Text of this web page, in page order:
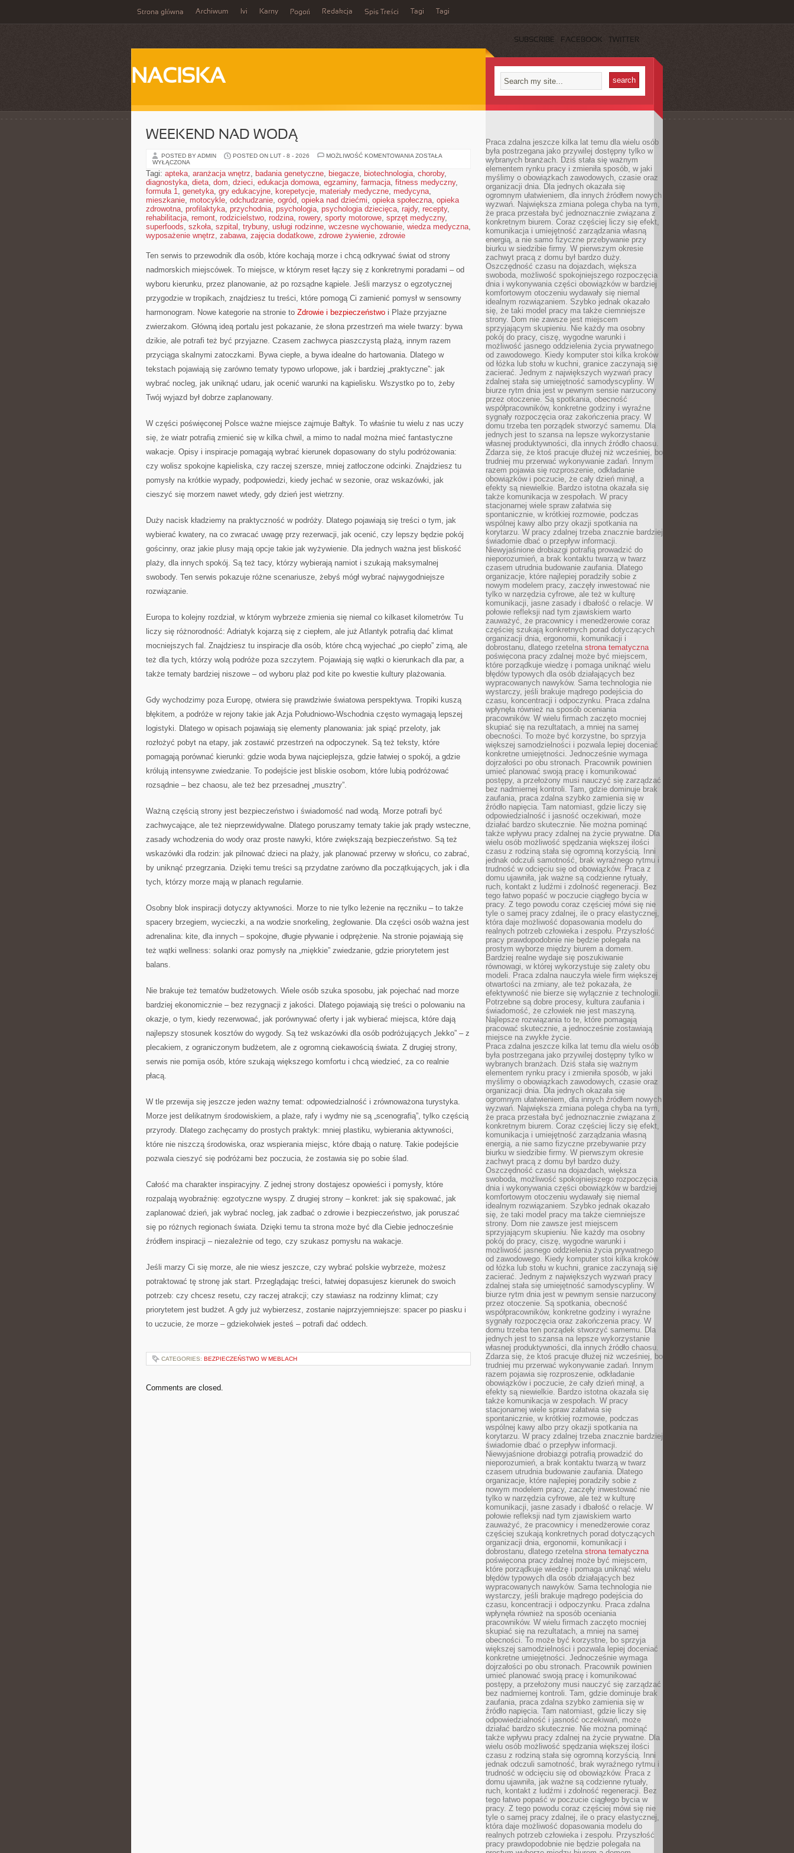
Strona główna Archiwum Ivi Karny Pogoń Redakcja Spis Treści Tagi Tagi
SUBSCRIBE FACEBOOK TWITTER
NACISKA
WEEKEND NAD WODĄ
POSTED BY ADMIN POSTED ON LUT - 8 - 2026 MOŻLIWOŚĆ KOMENTOWANIA WEEKEND
ZOSTAŁA
WYŁĄCZONA
Tagi: apteka, aranżacja wnętrz, badania genetyczne, biegacze, biotechnologia, choroby,
diagnostyka, dieta, dom, dzieci, edukacja domowa, egzaminy, farmacja, fitness medyczny,
formuła 1, genetyka, gry edukacyjne, korepetycje, materiały medyczne, medycyna,
mieszkanie, motocykle, odchudzanie, ogród, opieka nad dziećmi, opieka społeczna, opieka
zdrowotna, profilaktyka, przychodnia, psychologia, psychologia dziecięca, rajdy, recepty,
rehabilitacja, remont, rodzicielstwo, rodzina, rowery, sporty motorowe, sprzęt medyczny,
superfoods, szkoła, szpital , trybuny, usługi rodzinne, wczesne wychowanie, wiedza medyczna,
wyposażenie wnętrz, zabawa, zajęcia dodatkowe, zdrowe żywienie, zdrowie
Ten serwis to przewodnik dla osób, które kochają morze i chcą odkrywać świat od strony
nadmorskich miejscówek. To miejsce, w którym reset łączy się z konkretnymi poradami – od
wyboru kierunku, przez planowanie, aż po rozsądne kąpiele. Jeśli marzysz o egzotycznej
przygodzie w tropikach, znajdziesz tu treści, które pomogą Ci zamienić pomysł w sensowny
harmonogram. Nowe kategorie na stronie to Zdrowie i bezpieczeństwo i Plaże przyjazne
zwierzakom. Główną ideą portalu jest pokazanie, że słona przestrzeń ma wiele twarzy: bywa
dzikie, ale potrafi też być przyjazne. Czasem zachwyca piaszczystą plażą, innym razem
przyciąga skalnymi zatoczkami. Bywa ciepłe, a bywa idealne do hartowania. Dlatego w
tekstach pojawiają się zarówno tematy typowo urlopowe, jak i bardziej „praktyczne”: jak
wybrać nocleg, jak uniknąć udaru, jak ocenić warunki na kąpielisku. Wszystko po to, żeby
Twój wyjazd był dobrze zaplanowany.
W części poświęconej Polsce ważne miejsce zajmuje Bałtyk. To właśnie tu wielu z nas uczy
się, że wiatr potrafią zmienić się w kilka chwil, a mimo to nadal można mieć fantastyczne
wakacje. Opisy i inspiracje pomagają wybrać kierunek dopasowany do stylu podróżowania:
czy wolisz spokojne kąpieliska, czy raczej szersze, mniej zatłoczone odcinki. Znajdziesz tu
pomysły na krótkie wypady, podpowiedzi, kiedy jechać w sezonie, oraz wskazówki, jak
cieszyć się morzem nawet wtedy, gdy dzień jest wietrzny.
Duży nacisk kładziemy na praktyczność w podróży. Dlatego pojawiają się treści o tym, jak
wybierać kwatery, na co zwracać uwagę przy rezerwacji, jak ocenić, czy lepszy będzie pokój
gościnny, oraz jakie plusy mają opcje takie jak wyżywienie. Dla jednych ważna jest bliskość
plaży, dla innych spokój. Są też tacy, którzy wybierają namiot i szukają maksymalnej
swobody. Ten serwis pokazuje różne scenariusze, żebyś mógł wybrać najwygodniejsze
rozwiązanie.
Europa to kolejny rozdział, w którym wybrzeże zmienia się niemal co kilkaset kilometrów. Tu
liczy się różnorodność: Adriatyk kojarzą się z ciepłem, ale już Atlantyk potrafią dać klimat
mocniejszych fal. Znajdziesz tu inspiracje dla osób, które chcą wyjechać „po ciepło” zimą, ale
też dla tych, którzy wolą podróże poza szczytem. Pojawiają się wątki o kierunkach dla par, a
także tematy bardziej niszowe – od wyboru plaż pod kite po kwestie kultury plażowania.
Gdy wychodzimy poza Europę, otwiera się prawdziwie światowa perspektywa. Tropiki kuszą
błękitem, a podróże w rejony takie jak Azja Południowo-Wschodnia często wymagają lepszej
logistyki. Dlatego w opisach pojawiają się elementy planowania: jak spiąć przeloty, jak
rozłożyć pobyt na etapy, jak zostawić przestrzeń na odpoczynek. Są też teksty, które
pomagają porównać kierunki: gdzie woda bywa najcieplejsza, gdzie łatwiej o spokój, a gdzie
królują intensywne zwiedzanie. To podejście jest bliskie osobom, które lubią podróżować
rozsądnie – bez chaosu, ale też bez przesadnej „musztry”.
Ważną częścią strony jest bezpieczeństwo i świadomość nad wodą. Morze potrafi być
zachwycające, ale też nieprzewidywalne. Dlatego poruszamy tematy takie jak prądy wsteczne,
zasady wchodzenia do wody oraz proste nawyki, które zwiększają bezpieczeństwo. Są też
wskazówki dla rodzin: jak pilnować dzieci na plaży, jak planować przerwy w słońcu, co zabrać,
by uniknąć przegrzania. Dzięki temu treści są przydatne zarówno dla początkujących, jak i dla
tych, którzy morze mają w planach regularnie.
Osobny blok inspiracji dotyczy aktywności. Morze to nie tylko leżenie na ręczniku – to także
spacery brzegiem, wycieczki, a na wodzie snorkeling, żeglowanie. Dla części osób ważna jest
adrenalina: kite, dla innych – spokojne, długie pływanie i odprężenie. Na stronie pojawiają się
też wątki wellness: solanki oraz pomysły na „miękkie” zwiedzanie, gdzie priorytetem jest
balans.
Nie brakuje też tematów budżetowych. Wiele osób szuka sposobu, jak pojechać nad morze
bardziej ekonomicznie – bez rezygnacji z jakości. Dlatego pojawiają się treści o polowaniu na
okazje, o tym, kiedy rezerwować, jak porównywać oferty i jak wybierać miejsca, które dają
najlepszy stosunek kosztów do wygody. Są też wskazówki dla osób podróżujących „lekko” – z
plecakiem, z ograniczonym budżetem, ale z ogromną ciekawością świata. Z drugiej strony,
serwis nie pomija osób, które szukają większego komfortu i chcą wiedzieć, za co realnie
płacą.
W tle przewija się jeszcze jeden ważny temat: odpowiedzialność i zrównoważona turystyka.
Morze jest delikatnym środowiskiem, a plaże, rafy i wydmy nie są „scenografią”, tylko częścią
przyrody. Dlatego zachęcamy do prostych praktyk: mniej plastiku, wybierania aktywności,
które nie niszczą środowiska, oraz wspierania miejsc, które dbają o naturę. Takie podejście
pozwala cieszyć się podróżami bez poczucia, że zostawia się po sobie ślad.
Całość ma charakter inspiracyjny. Z jednej strony dostajesz opowieści i pomysły, które
rozpalają wyobraźnię: egzotyczne wyspy. Z drugiej strony – konkret: jak się spakować, jak
zaplanować dzień, jak wybrać nocleg, jak zadbać o zdrowie i bezpieczeństwo, jak poruszać
się po różnych regionach świata. Dzięki temu ta strona może być dla Ciebie jednocześnie
źródłem inspiracji – niezależnie od tego, czy szukasz pomysłu na wakacje.
Jeśli marzy Ci się morze, ale nie wiesz jeszcze, czy wybrać polskie wybrzeże, możesz
potraktować tę stronę jak start. Przeglądając treści, łatwiej dopasujesz kierunek do swoich
potrzeb: czy chcesz resetu, czy raczej atrakcji; czy stawiasz na rodzinny klimat; czy
priorytetem jest budżet. A gdy już wybierzesz, zostanie najprzyjemniejsze: spacer po piasku i
to uczucie, że morze – gdziekolwiek jesteś – potrafi dać oddech.
CATEGORIES: BEZPIECZEŃSTWO W MEBLACH
Comments are closed.
Praca zdalna jeszcze kilka lat temu dla wielu osób
była postrzegana jako przywilej dostępny tylko w
wybranych branżach. Dziś stała się ważnym
elementem rynku pracy i zmieniła sposób, w jaki
myślimy o obowiązkach zawodowych, czasie oraz
organizacji dnia. Dla jednych okazała się
ogromnym ułatwieniem, dla innych źródłem nowych
wyzwań. Największa zmiana polega chyba na tym,
że praca przestała być jednoznacznie związana z
konkretnym biurem. Coraz częściej liczy się efekt,
komunikacja i umiejętność zarządzania własną
energią, a nie samo fizyczne przebywanie przy
biurku w siedzibie firmy. W pierwszym okresie
zachwyt pracą z domu był bardzo duży.
Oszczędność czasu na dojazdach, większa
swoboda, możliwość spokojniejszego rozpoczęcia
dnia i wykonywania części obowiązków w bardziej
komfortowym otoczeniu wydawały się niemal
idealnym rozwiązaniem. Szybko jednak okazało
się, że taki model pracy ma także ciemniejsze
strony. Dom nie zawsze jest miejscem
sprzyjającym skupieniu. Nie każdy ma osobny
pokój do pracy, ciszę, wygodne warunki i
możliwość jasnego oddzielenia życia prywatnego
od zawodowego. Kiedy komputer stoi kilka kroków
od łóżka lub stołu w kuchni, granice zaczynają się
zacierać. Jednym z największych wyzwań pracy
zdalnej stała się umiejętność samodyscypliny. W
biurze rytm dnia jest w pewnym sensie narzucony
przez otoczenie. Są spotkania, obecność
współpracowników, konkretne godziny i wyraźne
sygnały rozpoczęcia oraz zakończenia pracy. W
domu trzeba ten porządek stworzyć samemu. Dla
jednych jest to szansa na lepsze wykorzystanie
własnej produktywności, dla innych źródło chaosu.
Zdarza się, że ktoś pracuje dłużej niż wcześniej, bo
trudniej mu przerwać wykonywanie zadań. Innym
razem pojawia się rozproszenie, odkładanie
obowiązków i poczucie, że cały dzień minął, a
efekty są niewielkie. Bardzo istotna okazała się
także komunikacja w zespołach. W pracy
stacjonarnej wiele spraw załatwia się
spontanicznie, w krótkiej rozmowie, podczas
wspólnej kawy albo przy okazji spotkania na
korytarzu. W pracy zdalnej trzeba znacznie bardziej
świadomie dbać o przepływ informacji.
Niewyjaśnione drobiazgi potrafią prowadzić do
nieporozumień, a brak kontaktu twarzą w twarz
czasem utrudnia budowanie zaufania. Dlatego
organizacje, które najlepiej poradziły sobie z
nowym modelem pracy, zaczęły inwestować nie
tylko w narzędzia cyfrowe, ale też w kulturę
komunikacji, jasne zasady i dbałość o relacje. W
połowie refleksji nad tym zjawiskiem warto
zauważyć, że pracownicy i menedżerowie coraz
częściej szukają konkretnych porad dotyczących
organizacji dnia, ergonomii, komunikacji i
dobrostanu, dlatego rzetelna strona tematyczna
poświęcona pracy zdalnej może być miejscem,
które porządkuje wiedzę i pomaga uniknąć wielu
błędów typowych dla osób działających bez
wypracowanych nawyków. Sama technologia nie
wystarczy, jeśli brakuje mądrego podejścia do
czasu, koncentracji i odpoczynku. Praca zdalna
wpłynęła również na sposób oceniania
pracowników. W wielu firmach zaczęto mocniej
skupiać się na rezultatach, a mniej na samej
obecności. To może być korzystne, bo sprzyja
większej samodzielności i pozwala lepiej doceniać
konkretne umiejętności. Jednocześnie wymaga
dojrzałości po obu stronach. Pracownik powinien
umieć planować swoją pracę i komunikować
postępy, a przełożony musi nauczyć się zarządzać
bez nadmiernej kontroli. Tam, gdzie dominuje brak
zaufania, praca zdalna szybko zamienia się w
źródło napięcia. Tam natomiast, gdzie liczy się
odpowiedzialność i jasność oczekiwań, może
działać bardzo skutecznie. Nie można pominąć
także wpływu pracy zdalnej na życie prywatne. Dla
wielu osób możliwość spędzania większej ilości
czasu z rodziną stała się ogromną korzyścią. Inni
jednak odczuli samotność, brak wyraźnego rytmu i
trudność w odcięciu się od obowiązków. Praca z
domu ujawniła, jak ważne są codzienne rytuały,
ruch, kontakt z ludźmi i zdolność regeneracji. Bez
tego łatwo popaść w poczucie ciągłego bycia w
pracy. Z tego powodu coraz częściej mówi się nie
tyle o samej pracy zdalnej, ile o pracy elastycznej,
która daje możliwość dopasowania modelu do
realnych potrzeb człowieka i zespołu. Przyszłość
pracy prawdopodobnie nie będzie polegała na
prostym wyborze między biurem a domem.
Bardziej realne wydaje się poszukiwanie
równowagi, w której wykorzystuje się zalety obu
modeli. Praca zdalna nauczyła wiele firm większej
otwartości na zmiany, ale też pokazała, że
efektywność nie bierze się wyłącznie z technologii.
Potrzebne są dobre procesy, kultura zaufania i
świadomość, że człowiek nie jest maszyną.
Najlepsze rozwiązania to te, które pomagają
pracować skutecznie, a jednocześnie zostawiają
miejsce na zwykłe życie.
Praca zdalna jeszcze kilka lat temu dla wielu osób
była postrzegana jako przywilej dostępny tylko w
wybranych branżach. Dziś stała się ważnym
elementem rynku pracy i zmieniła sposób, w jaki
myślimy o obowiązkach zawodowych, czasie oraz
organizacji dnia. Dla jednych okazała się
ogromnym ułatwieniem, dla innych źródłem nowych
wyzwań. Największa zmiana polega chyba na tym,
że praca przestała być jednoznacznie związana z
konkretnym biurem. Coraz częściej liczy się efekt,
komunikacja i umiejętność zarządzania własną
energią, a nie samo fizyczne przebywanie przy
biurku w siedzibie firmy. W pierwszym okresie
zachwyt pracą z domu był bardzo duży.
Oszczędność czasu na dojazdach, większa
swoboda, możliwość spokojniejszego rozpoczęcia
dnia i wykonywania części obowiązków w bardziej
komfortowym otoczeniu wydawały się niemal
idealnym rozwiązaniem. Szybko jednak okazało
się, że taki model pracy ma także ciemniejsze
strony. Dom nie zawsze jest miejscem
sprzyjającym skupieniu. Nie każdy ma osobny
pokój do pracy, ciszę, wygodne warunki i
możliwość jasnego oddzielenia życia prywatnego
od zawodowego. Kiedy komputer stoi kilka kroków
od łóżka lub stołu w kuchni, granice zaczynają się
zacierać. Jednym z największych wyzwań pracy
zdalnej stała się umiejętność samodyscypliny. W
biurze rytm dnia jest w pewnym sensie narzucony
przez otoczenie. Są spotkania, obecność
współpracowników, konkretne godziny i wyraźne
sygnały rozpoczęcia oraz zakończenia pracy. W
domu trzeba ten porządek stworzyć samemu. Dla
jednych jest to szansa na lepsze wykorzystanie
własnej produktywności, dla innych źródło chaosu.
Zdarza się, że ktoś pracuje dłużej niż wcześniej, bo
trudniej mu przerwać wykonywanie zadań. Innym
razem pojawia się rozproszenie, odkładanie
obowiązków i poczucie, że cały dzień minął, a
efekty są niewielkie. Bardzo istotna okazała się
także komunikacja w zespołach. W pracy
stacjonarnej wiele spraw załatwia się
spontanicznie, w krótkiej rozmowie, podczas
wspólnej kawy albo przy okazji spotkania na
korytarzu. W pracy zdalnej trzeba znacznie bardziej
świadomie dbać o przepływ informacji.
Niewyjaśnione drobiazgi potrafią prowadzić do
nieporozumień, a brak kontaktu twarzą w twarz
czasem utrudnia budowanie zaufania. Dlatego
organizacje, które najlepiej poradziły sobie z
nowym modelem pracy, zaczęły inwestować nie
tylko w narzędzia cyfrowe, ale też w kulturę
komunikacji, jasne zasady i dbałość o relacje. W
połowie refleksji nad tym zjawiskiem warto
zauważyć, że pracownicy i menedżerowie coraz
częściej szukają konkretnych porad dotyczących
organizacji dnia, ergonomii, komunikacji i
dobrostanu, dlatego rzetelna strona tematyczna
poświęcona pracy zdalnej może być miejscem,
które porządkuje wiedzę i pomaga uniknąć wielu
błędów typowych dla osób działających bez
wypracowanych nawyków. Sama technologia nie
wystarczy, jeśli brakuje mądrego podejścia do
czasu, koncentracji i odpoczynku. Praca zdalna
wpłynęła również na sposób oceniania
pracowników. W wielu firmach zaczęto mocniej
skupiać się na rezultatach, a mniej na samej
obecności. To może być korzystne, bo sprzyja
większej samodzielności i pozwala lepiej doceniać
konkretne umiejętności. Jednocześnie wymaga
dojrzałości po obu stronach. Pracownik powinien
umieć planować swoją pracę i komunikować
postępy, a przełożony musi nauczyć się zarządzać
bez nadmiernej kontroli. Tam, gdzie dominuje brak
zaufania, praca zdalna szybko zamienia się w
źródło napięcia. Tam natomiast, gdzie liczy się
odpowiedzialność i jasność oczekiwań, może
działać bardzo skutecznie. Nie można pominąć
także wpływu pracy zdalnej na życie prywatne. Dla
wielu osób możliwość spędzania większej ilości
czasu z rodziną stała się ogromną korzyścią. Inni
jednak odczuli samotność, brak wyraźnego rytmu i
trudność w odcięciu się od obowiązków. Praca z
domu ujawniła, jak ważne są codzienne rytuały,
ruch, kontakt z ludźmi i zdolność regeneracji. Bez
tego łatwo popaść w poczucie ciągłego bycia w
pracy. Z tego powodu coraz częściej mówi się nie
tyle o samej pracy zdalnej, ile o pracy elastycznej,
która daje możliwość dopasowania modelu do
realnych potrzeb człowieka i zespołu. Przyszłość
pracy prawdopodobnie nie będzie polegała na